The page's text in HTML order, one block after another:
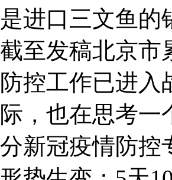
是进口三文鱼的
截至发稿北京市
防控工作已进入
际，也在思考
分新冠疫情防